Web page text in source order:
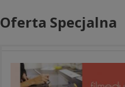
Oferta Specjalna